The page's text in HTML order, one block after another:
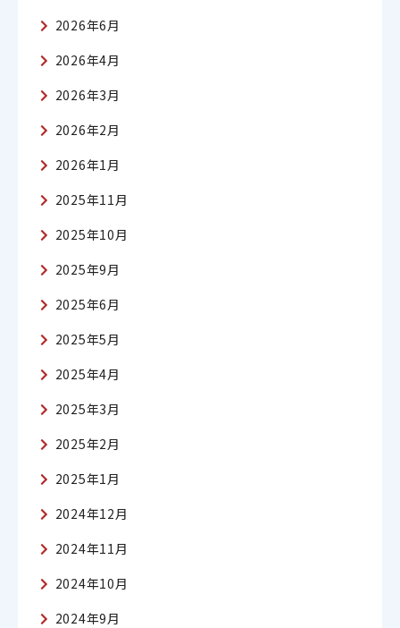
2026年6月
2026年4月
2026年3月
2026年2月
2026年1月
2025年11月
2025年10月
2025年9月
2025年6月
2025年5月
2025年4月
2025年3月
2025年2月
2025年1月
2024年12月
2024年11月
2024年10月
2024年9月